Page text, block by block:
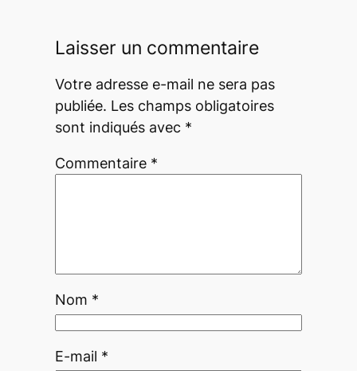
Laisser un commentaire
Votre adresse e-mail ne sera pas
publiée. Les champs obligatoires
sont indiqués avec *
Commentaire *
Nom *
E-mail *